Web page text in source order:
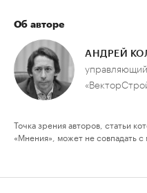
Об авторе
АНДРЕЙ
Точка зрения авторов, статьи
«Мнения», может не совпадать